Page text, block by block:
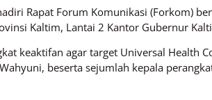
Rapat Forum Komunikasi (Forkom)
Kaltim, Lantai 2 Kantor Gubernur
keaktifan agar target Universal Health
beserta sejumlah kepala